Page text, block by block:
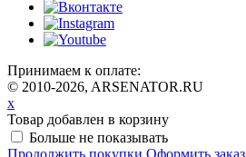
Принимаем к оплате:
© 2010-2026, ARSENATOR.RU
x
Товар добавлен в корзину
Больше не показывать